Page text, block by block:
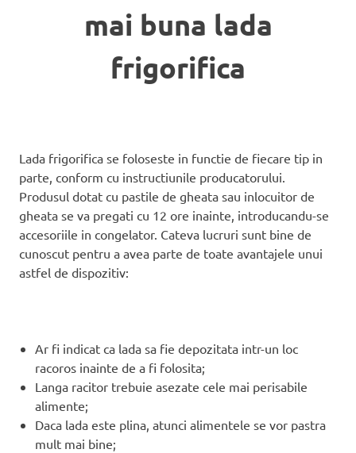
mai buna lada
frigorifica
Lada frigorifica se foloseste in functie de fiecare tip in
parte, conform cu instructiunile producatorului.
Produsul dotat cu pastile de gheata sau inlocuitor de
gheata se va pregati cu 12 ore inainte, introducandu-se
accesoriile in congelator. Cateva lucruri sunt bine de
cunoscut pentru a avea parte de toate avantajele unui
astfel de dispozitiv:
Ar fi indicat ca lada sa fie depozitata intr-un loc
racoros inainte de a fi folosita;
Langa racitor trebuie asezate cele mai perisabile
alimente;
Daca lada este plina, atunci alimentele se vor pastra
mult mai bine;